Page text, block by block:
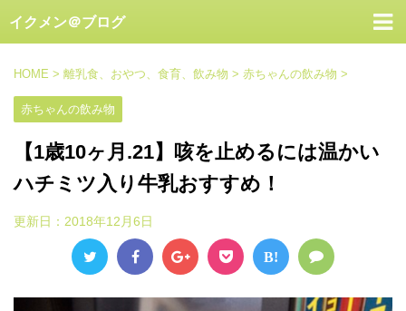
イクメン＠ブログ
HOME > 離乳食、おやつ、食育、飲み物 > 赤ちゃんの飲み物 >
赤ちゃんの飲み物
【1歳10ヶ月.21】咳を止めるには温かい
ハチミツ入り牛乳おすすめ！
更新日： 2018年12月6日
B!